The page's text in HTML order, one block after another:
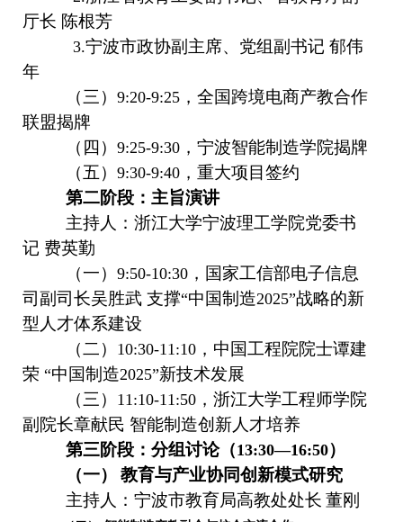
厅长 陈根芳
3.宁波市政协副主席、党组副书记 郁伟
年
（三） 9:20-9:25，全国跨境电商产教合作
联盟揭牌
（四） 9:25-9:30，宁波智能制造学院揭牌
（五） 9:30-9:40，重大项目签约
第二阶段：主旨演讲
主持人：浙江大学宁波理工学院党委书
记 费英勤
（一） 9:50-10:30，国家工信部电子信息
司副司长吴胜武 支撑“中国制造2025”战略的新
型人才体系建设
（二） 10:30-11:10，中国工程院院士谭建
荣“中国制造2025”新技术发展
（三） 11:10-11:50，浙江大学工程师学院
副院长章献民 智能制造创新人才培养
第三阶段：分组讨论（13:30—16:50）
（一）
教育与产业协同创新模式研究
主持人：宁波市教育局高教处处长 董刚